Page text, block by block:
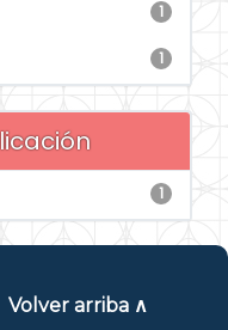
1
1
1
Volver arriba ∧